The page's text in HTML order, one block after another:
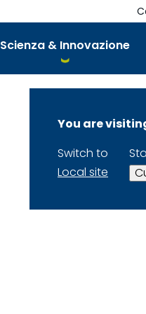
Scienza & Innovazione
You are
Switch to
Local site